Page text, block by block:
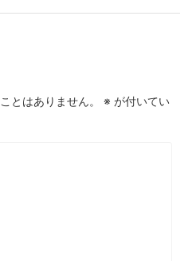
とはありません。 ※ が付いてい